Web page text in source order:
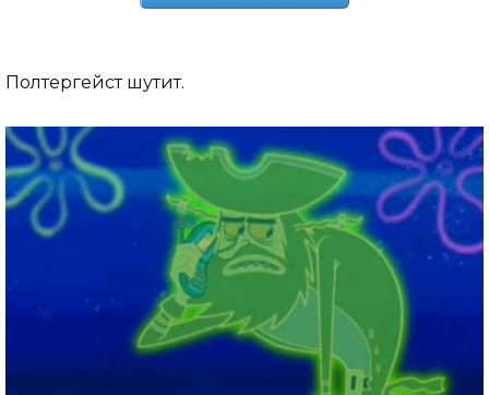
Полтергейст шутит.